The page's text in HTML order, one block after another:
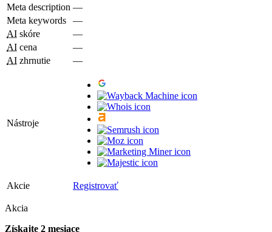
Meta description —
Meta keywords
—
AI skóre
—
AI cena
—
AI zhrnutie —
Nástroje
Akcie Registrovať
Akcia
Získajte 2 mesiace